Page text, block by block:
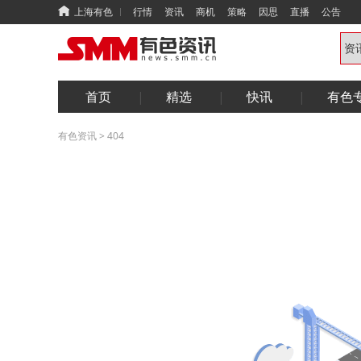
上海有色 行情 资讯 商机 策略 因思 直播 公告
首页 精选 快讯 有色
有色资讯> 404